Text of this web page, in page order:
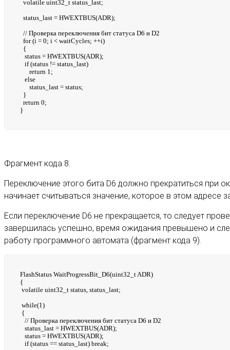
volatile uint32_t status_last;
status_last = HWEXTBUS(ADR);
// Проверка переключения бит статуса D6 и D2
for (i = 0; i < waitCycles; ++i)
{
status = HWEXTBUS(ADR);
if (status != status_last)
return 1;
else
status_last = status;
}
return 0;
}
Фрагмент кода 8.
Переключение этого бита D6 должно прекратиться при
начинает считываться значение, которое в этом адресе
Если переключение D6 не прекращается, то следует
завершилась успешно, время ожидания превышено и
работу программного автомата (фрагмент кода 9).
FlashStatus WaitProgressBit_D6(uint32_t ADR)
{
volatile uint32_t status, status_last;
while(1)
{
// Проверка переключения бит статуса D6 и D2
status_last = HWEXTBUS(ADR);
status = HWEXTBUS(ADR);
if (status == status_last) break;